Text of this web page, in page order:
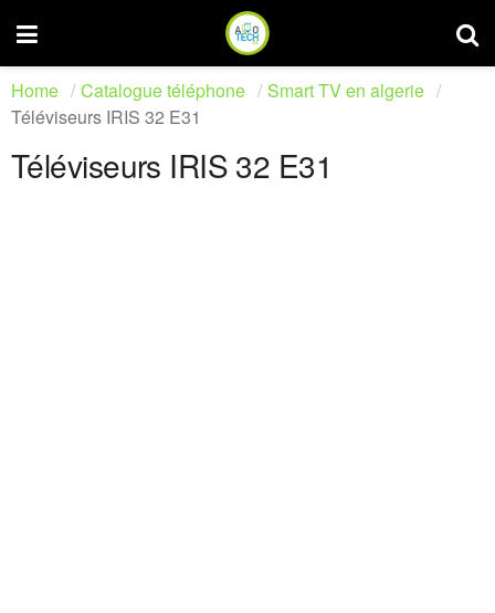
Home Catalogue téléphone
Smart TV en algerie
Téléviseurs IRIS 32 E31
Téléviseurs IRIS 32 E31